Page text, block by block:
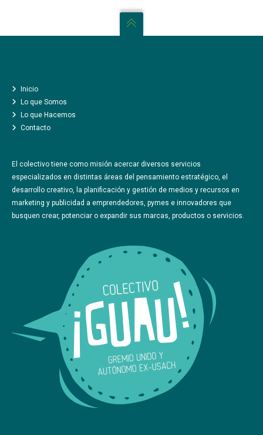
Inicio
Lo que Somos
Lo que Hacemos
Contacto
El colectivo tiene como misión acercar diversos servicios
especializados en distintas áreas del pensamiento estratégico, el
desarrollo creativo, la planificación y gestión de medios y recursos en
marketing y publicidad a emprendedores, pymes e innovadores que
busquen crear, potenciar o expandir sus marcas, productos o servicios.
LO QUE SOMOS
CÓMO TE AYUDAMOS
COLABORADORES Y COMPAÑEROS